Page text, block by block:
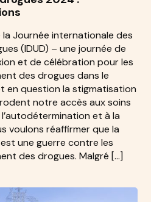
la Journée internationale des
(IDUD) – une journée de
et de célébration pour les
des drogues dans le
en question la stigmatisation
notre accès aux soins
et à la
voulons réaffirmer que la
une guerre contre les
des drogues. Malgré […]